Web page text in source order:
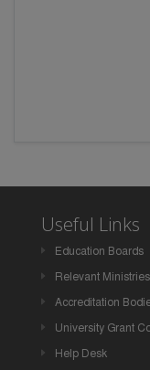
Useful Links
Education Boards
Relevant Ministries
Accreditation
University Grant
Help Desk